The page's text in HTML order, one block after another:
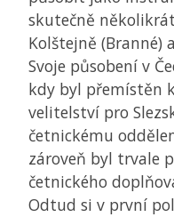
skutečně
Kolštejně (Branné)
Svoje působení v
kdy byl přemístěn
velitelství pro
četnickému
zároveň byl trvale
četnického
Odtud si v první